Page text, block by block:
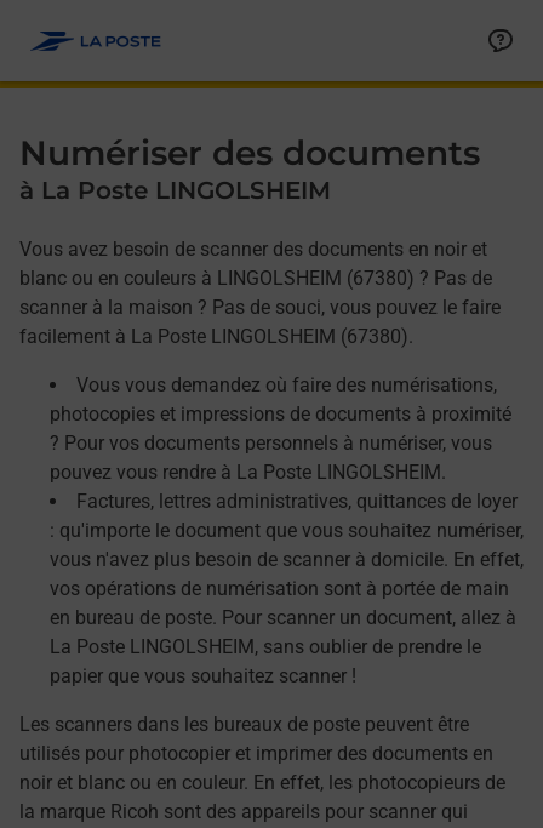
Numériser des documents
à La Poste LINGOLSHEIM
Vous avez besoin de scanner des documents en noir et
blanc ou en couleurs à LINGOLSHEIM (67380) ? Pas de
scanner à la maison ? Pas de souci, vous pouvez le faire
facilement à La Poste LINGOLSHEIM (67380).
Vous vous demandez où faire des numérisations,
photocopies et impressions de documents à proximité
? Pour vos documents personnels à numériser, vous
pouvez vous rendre à La Poste LINGOLSHEIM.
Factures, lettres administratives, quittances de loyer
: qu'importe le document que vous souhaitez numériser,
vous n'avez plus besoin de scanner à domicile. En effet,
vos opérations de numérisation sont à portée de main
en bureau de poste. Pour scanner un document, allez à
La Poste LINGOLSHEIM, sans oublier de prendre le
papier que vous souhaitez scanner !
Les scanners dans les bureaux de poste peuvent être
utilisés pour photocopier et imprimer des documents en
noir et blanc ou en couleur. En effet, les photocopieurs de
la marque Ricoh sont des appareils pour scanner qui